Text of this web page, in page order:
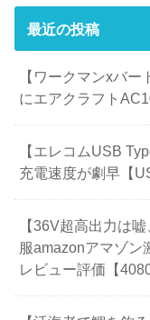
最近の投稿
【ワークマンxバ
にエアクラフト
【エレコムUSB
充電速度が劇早【
【36V超高出力は
服amazonアマゾン
レビュー評価【